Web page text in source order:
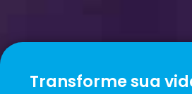
Transforme sua